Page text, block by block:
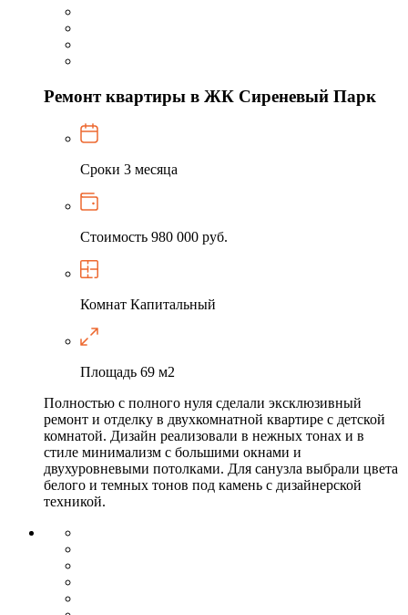
Ремонт квартиры в ЖК Сиреневый Парк
Сроки 3 месяца
Стоимость 980 000 руб.
Комнат Капитальный
Площадь 69 м2
Полностью с полного нуля сделали эксклюзивный
ремонт и отделку в двухкомнатной квартире с детской
комнатой. Дизайн реализовали в нежных тонах и в
стиле минимализм с большими окнами и
двухуровневыми потолками. Для санузла выбрали цвета
белого и темных тонов под камень с дизайнерской
техникой.